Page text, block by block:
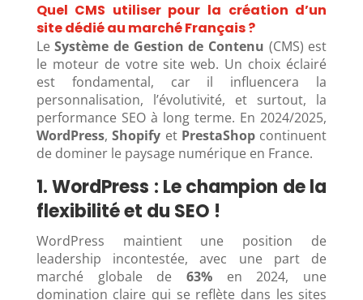
Quel CMS utiliser pour la création d’un
site dédié au marché Français ?
LeSystème de Gestion de Contenu (CMS) est
le moteur de votre site web. Un choix éclairé
est fondamental, car il influencera la
personnalisation, l’évolutivité, et surtout, la
performance SEO à long terme. En 2024/2025,
WordPress,Shopify et PrestaShopcontinuent
de dominer le paysage numérique en France.
1. WordPress : Le champion de la
flexibilité et du SEO !
WordPress maintient une position de
leadership incontestée, avec une part de
marché globale de 63% en 2024, une
domination claire qui se reflète dans les sites